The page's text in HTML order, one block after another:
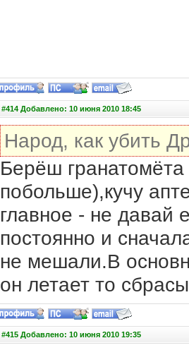
#414 Добавлено: 10 июня 2010 18:45
Народ, как убить
Берёш гранатомёта
побольше),кучу
главное - не давай
постоянно и
не мешали.В
он летает то
#415 Добавлено: 10 июня 2010 19:35